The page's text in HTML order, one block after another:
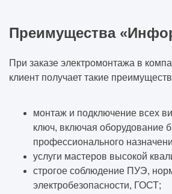
Преимущества
При заказе электромонтажа в
клиент получает такие
монтаж и подключение всех
ключ, включая оборудование
профессионального
услуги мастеров высокой
строгое соблюдение ПУЭ,
электробезопасности, ГОСТ;